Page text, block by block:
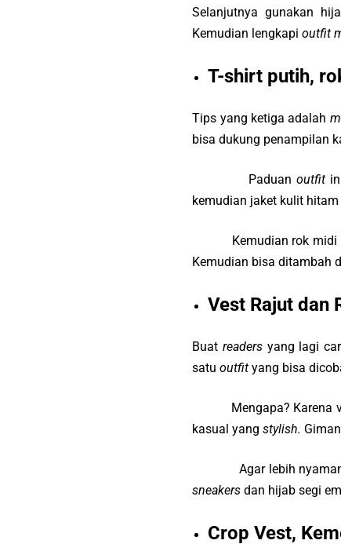
Selanjutnya gunakan
Kemudian lengkapioutfit
T-shirt putih,
Tips yang ketiga adalah
bisa dukung penampilan
Paduan outfit
kemudian jaket kulit
Kemudian rok midi
Kemudian bisa ditambah
Vest Rajut dan
Buatreaders yang lagi
satuoutfit yang bisa
Mengapa? Karena
kasual yang stylish.
Agar lebih
sneakersdan hijab segi
Crop Vest,